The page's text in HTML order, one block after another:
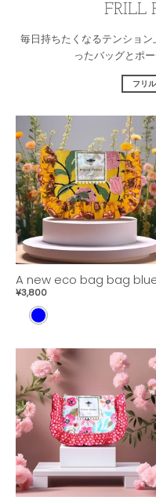
FRILL
毎日持ちたくなるテンショ
ったバッグとポ
フリ
A new eco bag bag
¥3,800
B
U
E